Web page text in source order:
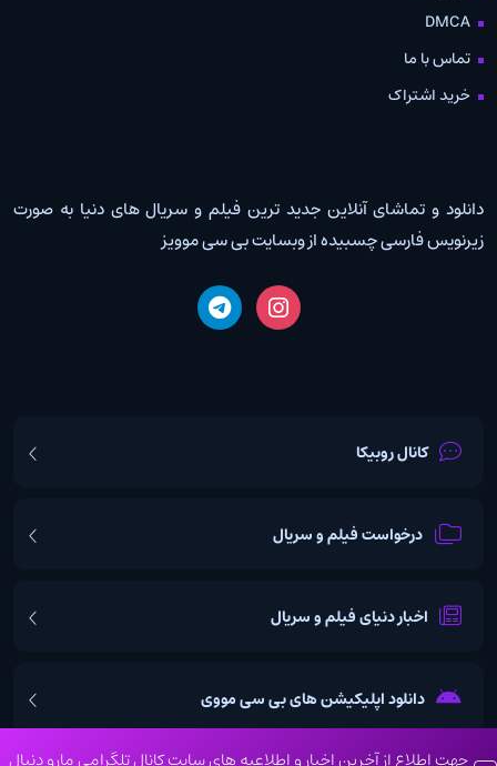
جهت اطلاع از آخرین اخبار و اطلاعیه های سایت کانال تلگرامی مارو دنبال
DMCA
تماس با ما
خرید اشتراک
دانلود و تماشای آنلاین جدید ترین فیلم و سریال های دنیا به صورت
زیرنویس فارسی چسبیده از وبسایت بی سی موویز
کانال روبیکا
درخواست فیلم و سریال
اخبار دنیای فیلم و سریال
دانلود اپلیکیشن های بی سی مووی